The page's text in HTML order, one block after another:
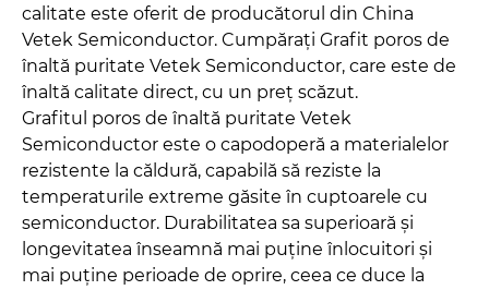
calitate este oferit de producătorul din China
Vetek Semiconductor. Cumpărați Grafit poros de
înaltă puritate Vetek Semiconductor, care este de
înaltă calitate direct, cu un preț scăzut.
Grafitul poros de înaltă puritate Vetek
Semiconductor este o capodoperă a materialelor
rezistente la căldură, capabilă să reziste la
temperaturile extreme găsite în cuptoarele cu
semiconductor. Durabilitatea sa superioară și
longevitatea înseamnă mai puține înlocuitori și
mai puține perioade de oprire, ceea ce duce la